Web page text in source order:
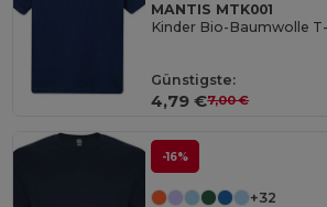
MANTIS MTK001
Günstigste:
4,79 €7,00 €
-16%
+32